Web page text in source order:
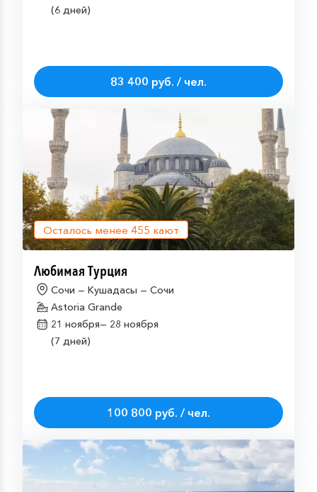
(6 дней)
83 400 руб. / чел.
Осталось менее 455 кают
Любимая Турция
Сочи — Кушадасы — Сочи
Astoria Grande
21 ноября— 28 ноября
(7 дней)
100 800 руб. / чел.